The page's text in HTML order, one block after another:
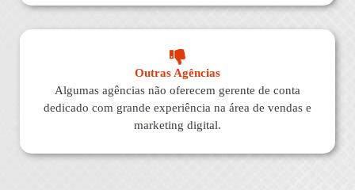
Outras Agências
Algumas agências não oferecem gerente de conta
dedicado com grande experiência na área de vendas e
marketing digital.